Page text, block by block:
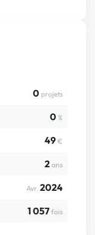
0 projets
0 %
49 €
2 ans
Avr. 2024
1 057 fois